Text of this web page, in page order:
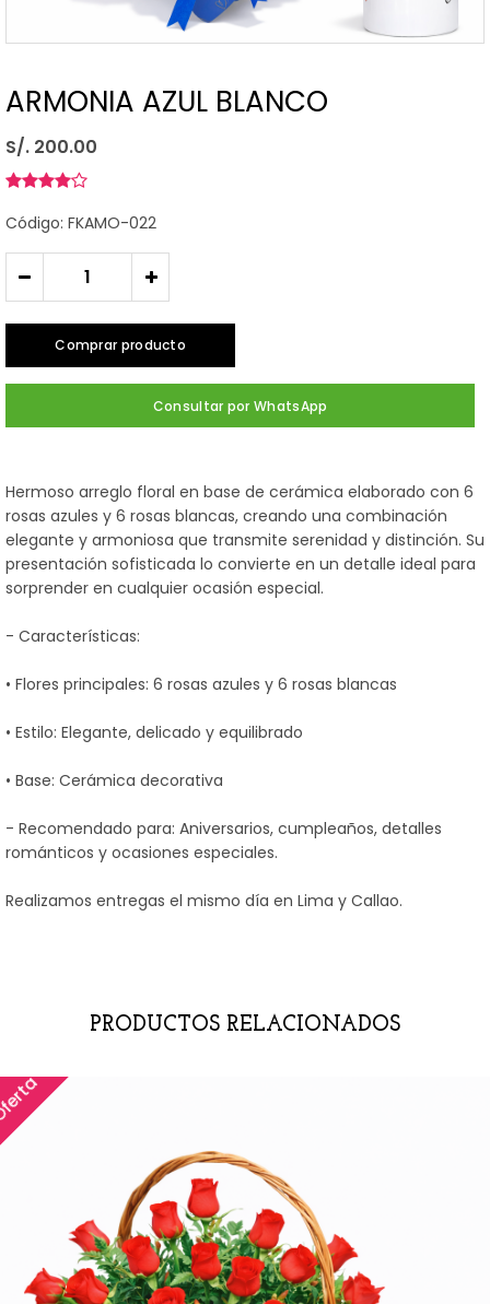
ARMONIA AZUL BLANCO
S/. 200.00
Código: FKAMO-022
- +
Comprar producto
Consultar por WhatsApp
Hermoso arreglo floral en base de cerámica elaborado con 6
rosas azules y 6 rosas blancas, creando una combinación
elegante y armoniosa que transmite serenidad y distinción. Su
presentación sofisticada lo convierte en un detalle ideal para
sorprender en cualquier ocasión especial.
- Características:
• Flores principales: 6 rosas azules y 6 rosas blancas
• Estilo: Elegante, delicado y equilibrado
• Base: Cerámica decorativa
- Recomendado para: Aniversarios, cumpleaños, detalles
románticos y ocasiones especiales.
Realizamos entregas el mismo día en Lima y Callao.
PRODUCTOS RELACIONADOS